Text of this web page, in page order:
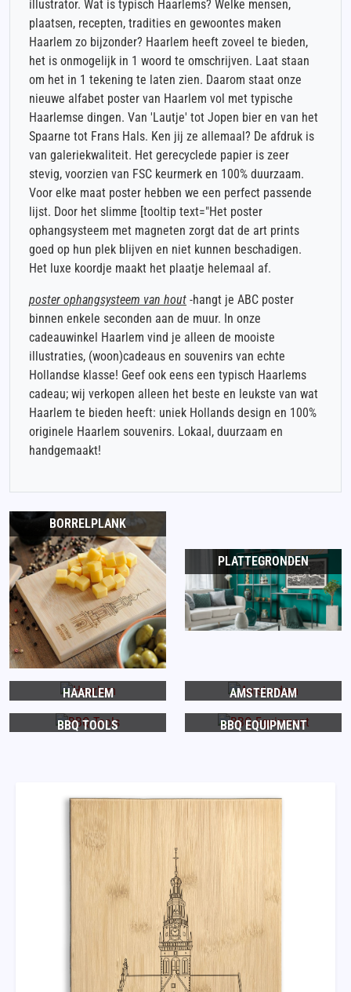
illustrator. Wat is typisch Haarlems? Welke mensen,
plaatsen, recepten, tradities en gewoontes maken
Haarlem zo bijzonder? Haarlem heeft zoveel te bieden,
het is onmogelijk in 1 woord te omschrijven. Laat staan
om het in 1 tekening te laten zien. Daarom staat onze
nieuwe alfabet poster van Haarlem vol met typische
Haarlemse dingen. Van 'Lautje' tot Jopen bier en van het
Spaarne tot Frans Hals. Ken jij ze allemaal? De afdruk is
van galeriekwaliteit. Het gerecyclede papier is zeer
stevig, voorzien van FSC keurmerk en 100% duurzaam.
Voor elke maat poster hebben we een perfect passende
lijst. Door het slimme [tooltip text="Het poster
ophangsysteem met magneten zorgt dat de art prints
goed op hun plek blijven en niet kunnen beschadigen.
Het luxe koordje maakt het plaatje helemaal af.
poster ophangsysteem van hout -hangt je ABC poster
binnen enkele seconden aan de muur. In onze
cadeauwinkel Haarlem vind je alleen de mooiste
illustraties, (woon)cadeaus en souvenirs van echte
Hollandse klasse! Geef ook eens een typisch Haarlems
cadeau; wij verkopen alleen het beste en leukste van wat
Haarlem te bieden heeft: uniek Hollands design en 100%
originele Haarlem souvenirs. Lokaal, duurzaam en
handgemaakt!
BORRELPLANK
PLATTEGRONDEN
HAARLEM AMSTERDAM
BBQ TOOLS BBQ EQUIPMENT